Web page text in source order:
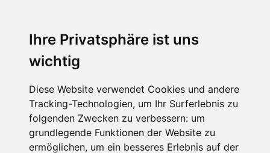
Ihre Privatsphäre ist uns
wichtig
Diese Website verwendet Cookies und andere
Tracking-Technologien, um Ihr Surferlebnis zu
folgenden Zwecken zu verbessern: um
grundlegende Funktionen der Website zu
ermöglichen, um ein besseres Erlebnis auf der